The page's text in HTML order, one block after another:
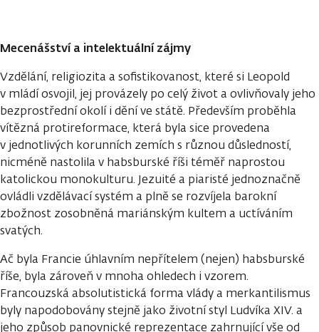
Mecenášství a intelektuální zájmy
Vzdělání, religiozita a sofistikovanost, které si Leopold
v mládí osvojil, jej provázely po celý život a ovlivňovaly jeho
bezprostřední okolí i dění ve státě. Především proběhla
vítězná protireformace, která byla sice provedena
v jednotlivých korunních zemích s různou důsledností,
nicméně nastolila v habsburské říši téměř naprostou
katolickou monokulturu. Jezuité a piaristé jednoznačně
ovládli vzdělávací systém a plně se rozvíjela barokní
zbožnost zosobněná mariánským kultem a uctíváním
svatých.
Ač byla Francie úhlavním nepřítelem (nejen) habsburské
říše, byla zároveň v mnoha ohledech i vzorem.
Francouzská absolutistická forma vlády a merkantilismus
byly napodobovány stejně jako životní styl Ludvíka XIV. a
jeho způsob panovnické reprezentace zahrnující vše od